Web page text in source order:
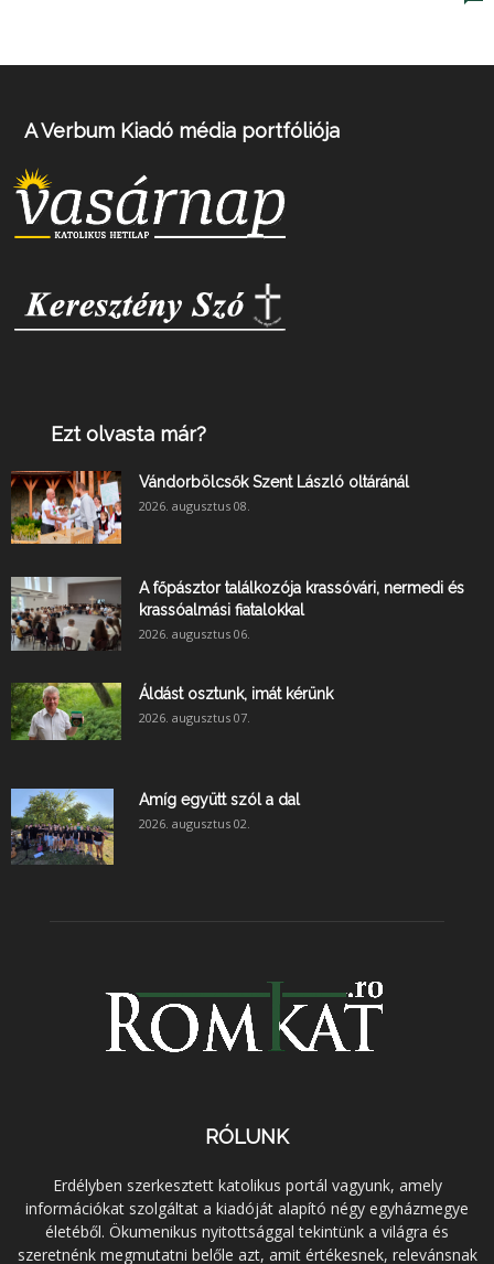
A Verbum Kiadó média portfóliója
Ezt olvasta már?
Vándorbölcsők Szent László oltáránál
2026. augusztus 08.
A főpásztor találkozója krassóvári, nermedi és
krassóalmási fiatalokkal
2026. augusztus 06.
Áldást osztunk, imát kérünk
2026. augusztus 07.
Amíg együtt szól a dal
2026. augusztus 02.
RÓLUNK
Erdélyben szerkesztett katolikus portál vagyunk, amely
információkat szolgáltat a kiadóját alapító négy egyházmegye
életéből. Ökumenikus nyitottsággal tekintünk a világra és
szeretnénk megmutatni belőle azt, amit értékesnek, relevánsnak